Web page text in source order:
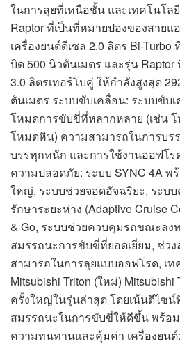
ในการลุยที่เหนือชั้น และเทคโนโล
Raptor ที่เป็นที่หมายปองของสายแ
เครื่องยนต์ดีเซล 2.0 ลิตร Bi-Turbo
บิด 500 นิวตันเมตร และรุ่น
3.0 ลิตรเทอร์โบคู่ ให้กำลังสูงสุด
ตันเมตร ระบบขับเคลื่อน: ระบบขับ
โหมดการขับขี่ที่หลากหลาย (เช่น
โหมดหิน) ความสามารถในการบร
บรรทุกหนัก และการใช้งานออฟโร
ความปลอดภัย: ระบบ SYNC 4A
ใหญ่, ระบบช่วยจอดอัจฉริยะ, ระบ
รักษาระยะห่าง (Adaptive Cruise
& Go, ระบบช่วยควบคุมรถขณะลง
สมรรถนะการขับขี่ที่ยอดเยี่ยม, ช่ว
สามารถในการลุยแบบออฟโรด, เ
Mitsubishi Triton (ใหม่)
ครั้งใหญ่ในรุ่นล่าสุด โดยเน้นดีไซน์
สมรรถนะในการขับขี่ให้ดีขึ้น พร้อ
ความทนทานและคุ้มค่า เครื่องยน